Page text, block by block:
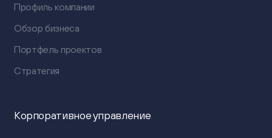
Профиль компании
Обзор бизнеса
Портфель проектов
Стратегия
Корпоративное управление